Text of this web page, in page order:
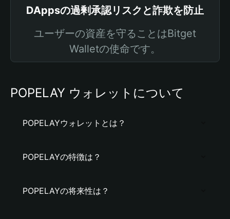
DAppsの過剰承認リスクと詐欺を防止
ユーザーの資産を守ることはBitget
Walletの使命です。
POPELAY ウォレットについて
POPELAYウォレットとは？
POPELAYの特徴は？
POPELAYの将来性は？